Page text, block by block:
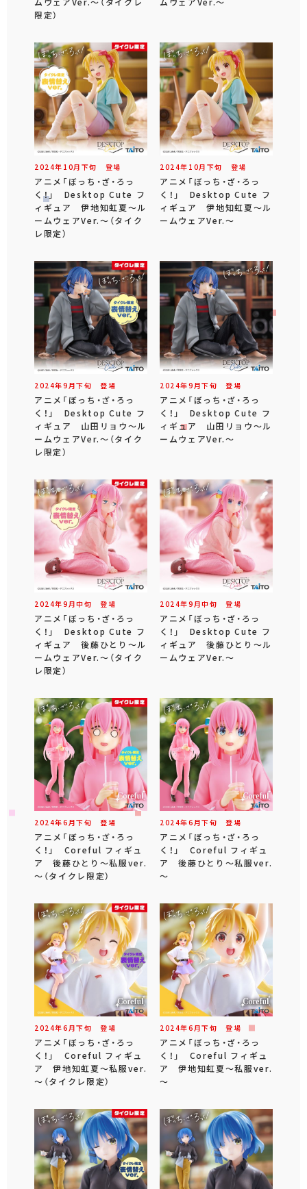
限定）
2024年 10月 下旬 登場
アニメ「ぼっち・ざ・ろっ
く！」 Desktop Cute フ
ィギュア 伊地知虹夏～ル
ームウェアVer.～（タイク
レ限定）
2024年 10月 下旬 登場
アニメ「ぼっち・ざ・ろっ
く！」 Desktop Cute フ
ィギュア 伊地知虹夏～ル
ームウェアVer.～
2024年9 月下旬 登場
アニメ「ぼっち・ざ・ろっ
く！」 Desktop Cute フ
ィギュア 山田リョウ～ル
ームウェアVer.～（タイク
レ限定）
2024年9 月下旬 登場
アニメ「ぼっち・ざ・ろっ
く！」 Desktop Cute フ
ィギュア 山田リョウ～ル
ームウェアVer.～
2024年9 月中旬 登場
アニメ「ぼっち・ざ・ろっ
く！」 Desktop Cute フ
ィギュア 後藤ひとり～ル
ームウェアVer.～（タイク
レ限定）
2024年9 月中旬 登場
アニメ「ぼっち・ざ・ろっ
く！」 Desktop Cute フ
ィギュア 後藤ひとり～ル
ームウェアVer.～
2024年6 月下旬 登場
アニメ「ぼっち・ざ・ろっ
く！」 Coreful フィギュ
ア 後藤ひとり～私服ver.
～（タイクレ限定）
2024年6 月下旬 登場
アニメ「ぼっち・ざ・ろっ
く！」 Coreful フィギュ
ア 後藤ひとり～私服ver.
～
2024年6 月下旬 登場
アニメ「ぼっち・ざ・ろっ
く！」 Coreful フィギュ
ア 伊地知虹夏～私服ver.
～（タイクレ限定）
2024年6 月下旬 登場
アニメ「ぼっち・ざ・ろっ
く！」 Coreful フィギュ
ア 伊地知虹夏～私服ver.
～